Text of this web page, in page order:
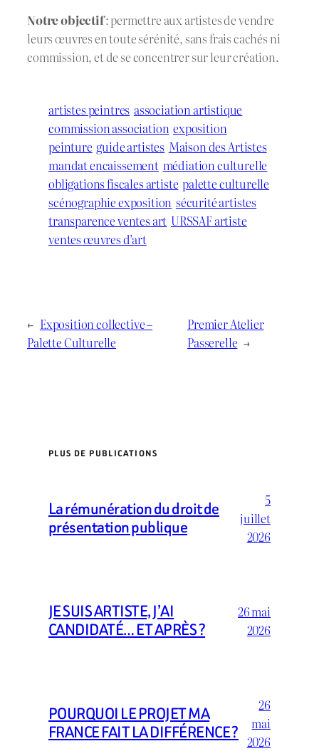
Notre objectif: permettre aux artistes de vendre
leurs œuvres en toute sérénité, sans frais cachés ni
commission, et de se concentrer sur leur création.
artistes peintres association artistique
commission association exposition
peinture guide artistes Maison des Artistes
mandat encaissement médiation culturelle
obligations fiscales artiste palette culturelle
scénographie exposition sécurité artistes
transparence ventes art URSSAF artiste
ventes œuvres d’art
← Exposition collective –
Palette Culturelle
Premier Atelier
Passerelle →
PLUS DE PUBLICATIONS
La rémunération du droit de
présentation publique
5
juillet
2026
JE SUIS ARTISTE, J’AI
CANDIDATÉ… ET APRÈS ?
26 mai
2026
POURQUOI LE PROJET MA
FRANCE FAIT LA DIFFÉRENCE ?
26
mai
2026